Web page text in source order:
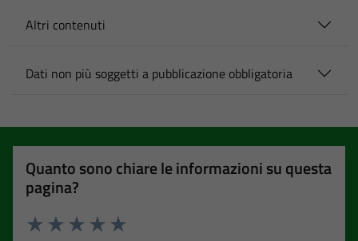
Altri contenuti
Dati non più soggetti a pubblicazione obbligatoria
Quanto sono chiare le informazioni su questa
pagina?